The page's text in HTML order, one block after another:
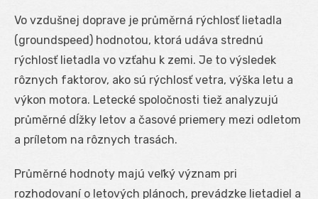
Vo vzdušnej doprave je průměrná rýchlosť lietadla
(groundspeed) hodnotou, ktorá udáva strednú
rýchlosť lietadla vo vzťahu k zemi. Je to výsledek
rôznych faktorov, ako sú rýchlosť vetra, výška letu a
výkon motora. Letecké spoločnosti tiež analyzujú
průměrné dĺžky letov a časové priemery mezi odletom
a príletom na rôznych trasách.
Průměrné hodnoty majú veľký význam pri
rozhodovaní o letových plánoch, prevádzke lietadiel a